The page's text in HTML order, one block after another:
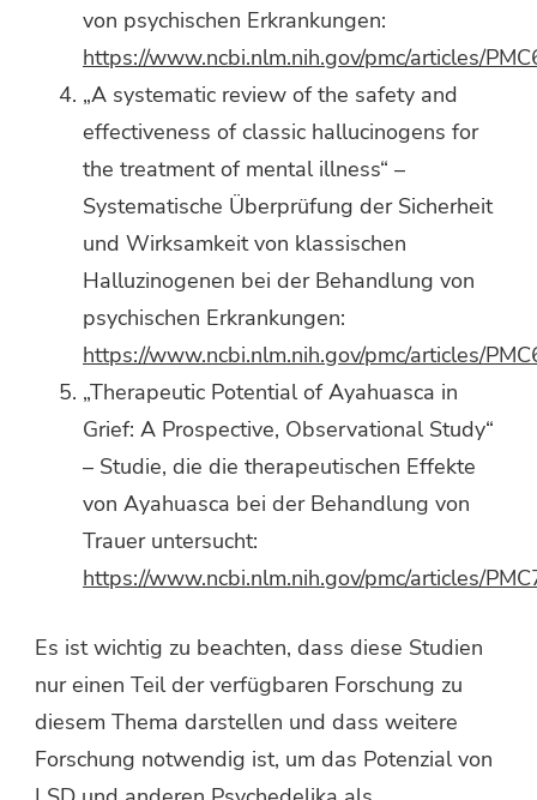
von psychischen Erkrankungen:
https://www.ncbi.nlm.nih.gov/pmc/articles/
„A systematic review of the safety and
effectiveness of classic hallucinogens for
the treatment of mental illness“ –
Systematische Überprüfung der Sicherheit
und Wirksamkeit von klassischen
Halluzinogenen bei der Behandlung von
psychischen Erkrankungen:
https://www.ncbi.nlm.nih.gov/pmc/articles/
„Therapeutic Potential of Ayahuasca in
Grief: A Prospective, Observational Study“
– Studie, die die therapeutischen Effekte
von Ayahuasca bei der Behandlung von
Trauer untersucht:
https://www.ncbi.nlm.nih.gov/pmc/articles/
Es ist wichtig zu beachten, dass diese Studien
nur einen Teil der verfügbaren Forschung zu
diesem Thema darstellen und dass weitere
Forschung notwendig ist, um das Potenzial von